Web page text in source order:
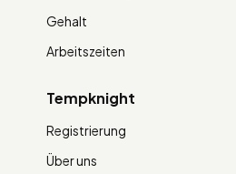
Gehalt
Arbeitszeiten
Tempknight
Registrierung
Über uns